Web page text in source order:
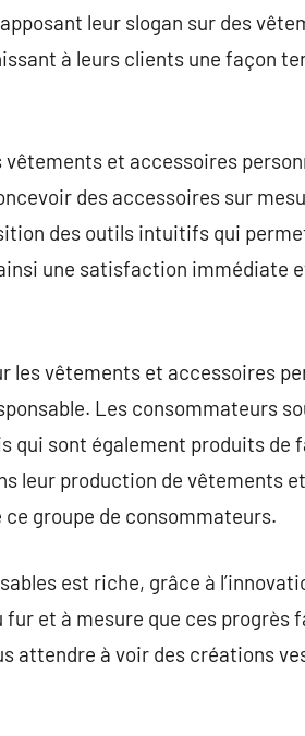
leur slogan sur des
à leurs clients une façon
et accessoires
des accessoires sur
des outils intuitifs qui
une satisfaction immédiate
les vêtements et accessoires
Les consommateurs
qui sont également produits de
leur production de vêtements
groupe de consommateurs.
est riche, grâce à
et à mesure que ces progrès
attendre à voir des créations